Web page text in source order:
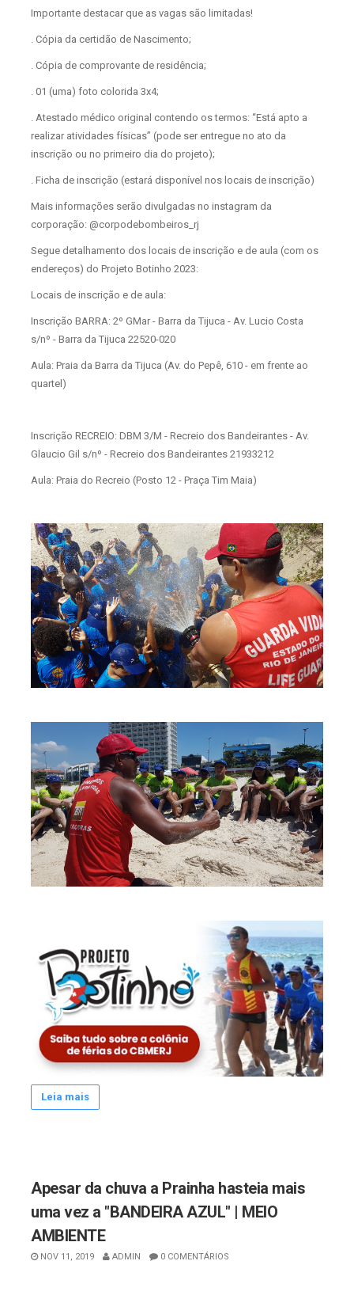
Importante destacar que as vagas são limitadas!
. Cópia da certidão de Nascimento;
. Cópia de comprovante de residência;
. 01 (uma) foto colorida 3x4;
. Atestado médico original contendo os termos: “Está apto a
realizar atividades físicas” (pode ser entregue no ato da
inscrição ou no primeiro dia do projeto);
. Ficha de inscrição (estará disponível nos locais de inscrição)
Mais informações serão divulgadas no instagram da
corporação: @corpodebombeiros_rj
Segue detalhamento dos locais de inscrição e de aula (com os
endereços) do Projeto Botinho 2023:
Locais de inscrição e de aula:
Inscrição BARRA: 2º GMar - Barra da Tijuca - Av. Lucio Costa
s/nº - Barra da Tijuca 22520-020
Aula: Praia da Barra da Tijuca (Av. do Pepê, 610 - em frente ao
quartel)
Inscrição RECREIO: DBM 3/M - Recreio dos Bandeirantes - Av.
Glaucio Gil s/nº - Recreio dos Bandeirantes 21933212
Aula: Praia do Recreio (Posto 12 - Praça Tim Maia)
Leia mais
Apesar da chuva a Prainha hasteia mais
uma vez a "BANDEIRA AZUL" | MEIO
AMBIENTE
NOV 11, 2019 ADMIN 0 COMENTÁRIOS